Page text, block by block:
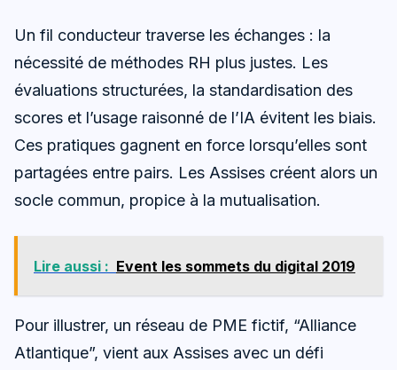
Un fil conducteur traverse les échanges : la
nécessité de méthodes RH plus justes. Les
évaluations structurées, la standardisation des
scores et l’usage raisonné de l’IA évitent les biais.
Ces pratiques gagnent en force lorsqu’elles sont
partagées entre pairs. Les Assises créent alors un
socle commun, propice à la mutualisation.
Lire aussi : Event les sommets du digital 2019
Pour illustrer, un réseau de PME fictif, “Alliance
Atlantique”, vient aux Assises avec un défi